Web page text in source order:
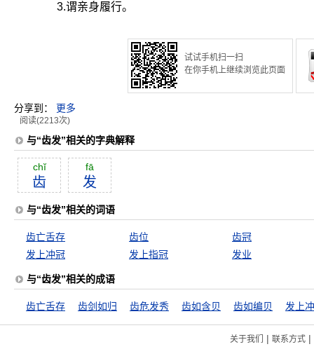
3.谓亲身履行。
试试手机扫一扫
在你手机上继续浏览此页面
分享到： 更多
阅读(2213次)
与“齿发”相关的字典解释
chĭ
齿
fā
发
与“齿发”相关的词语
齿亡舌存 齿位
齿冠
发上冲冠
发上指冠 发业
与“齿发”相关的成语
齿亡舌存 齿剑如归 齿危发秀 齿如含贝 齿如编贝 发上
关于我们 | 联系方式|